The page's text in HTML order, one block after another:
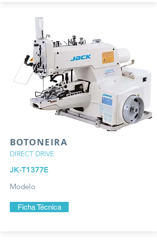
BOTONEIRA
DIRECT DRIVE
JK-T1377E
Modelo
Ficha Técnica